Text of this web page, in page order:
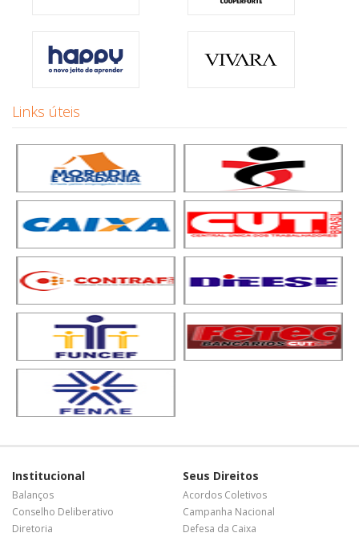
Links úteis
Institucional
Balanços
Conselho Deliberativo
Diretoria
Seus Direitos
Acordos Coletivos
Campanha Nacional
Defesa da Caixa